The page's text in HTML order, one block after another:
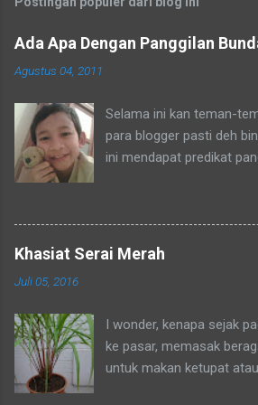
Ada Apa Dengan Panggilan
Agustus 04, 2011
Selama ini kan teman-
para blogger pasti deh
ini mendapat predikat
baku bunda kan artinya
dipanggil ibu oleh semua
termasuk tetangga-
ditempat tinggal anakku
Residence. Para
tentunya) pun
Khasiat Serai Merah
Juli 05, 2016
I wonder, kenapa sejak
ke pasar, memasak
untuk makan ketupat